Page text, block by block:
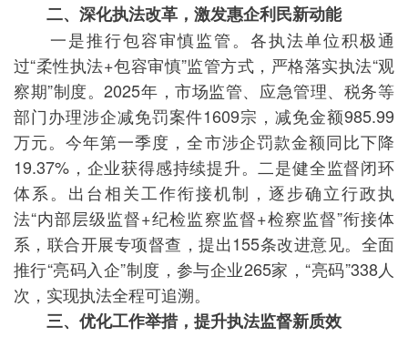
二、深化执法改革，激发惠企利民新动能
一是推行包容审慎监管。各执法单位积极通
过“柔性执法+包容审慎”监管方式，严格落实执法“观
察期”制度。2025年，市场监管、应急管理、税务等
部门办理涉企减免罚案件1609宗，减免金额985.99
万元。今年第一季度，全市涉企罚款金额同比下降
19.37%，企业获得感持续提升。二是健全监督闭环
体系。出台相关工作衔接机制，逐步确立行政执
法“内部层级监督+纪检监察监督+检察监督”衔接体
系，联合开展专项督查，提出155条改进意见。全面
推行“亮码入企”制度，参与企业265家，“亮码”338人
次，实现执法全程可追溯。
三、优化工作举措，提升执法监督新质效